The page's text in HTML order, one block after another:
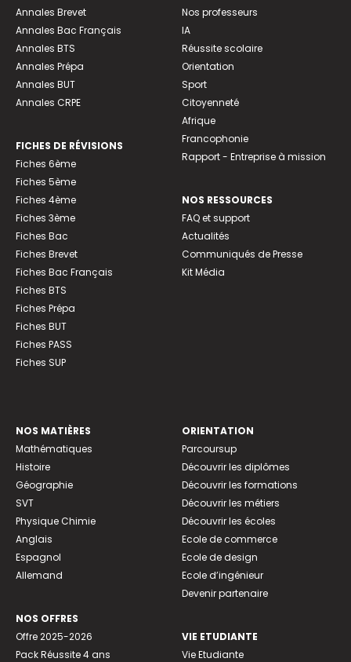
Annales Brevet
Annales Bac Français
Annales BTS
Annales Prépa
Annales BUT
Annales CRPE
FICHES DE RÉVISIONS
Fiches 6ème
Fiches 5ème
Fiches 4ème
Fiches 3ème
Fiches Bac
Fiches Brevet
Fiches Bac Français
Fiches BTS
Fiches Prépa
Fiches BUT
Fiches PASS
Fiches SUP
Nos professeurs
IA
Réussite scolaire
Orientation
Sport
Citoyenneté
Afrique
Francophonie
Rapport - Entreprise à mission
NOS RESSOURCES
FAQ et support
Actualités
Communiqués de Presse
Kit Média
NOS MATIÈRES
Mathématiques
Histoire
Géographie
SVT
Physique Chimie
Anglais
Espagnol
Allemand
NOS OFFRES
Offre 2025-2026
Pack Réussite 4 ans
ORIENTATION
Parcoursup
Découvrir les diplômes
Découvrir les formations
Découvrir les métiers
Découvrir les écoles
Ecole de commerce
Ecole de design
Ecole d’ingénieur
Devenir partenaire
VIE ETUDIANTE
Vie Etudiante